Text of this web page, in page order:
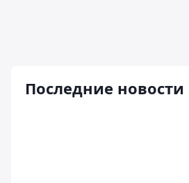
Последние новости